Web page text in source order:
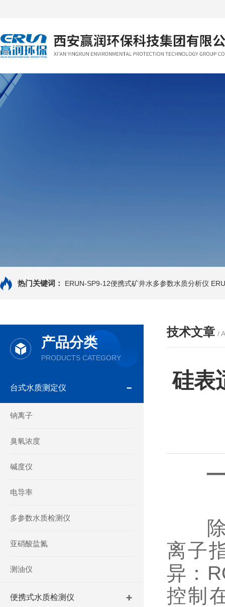
热门关键词： ERUN-SP9-12便携式矿井水多参数水质分析仪
产品分类
PRODUCTS CATEGORY
台式水质测定仪
钠离子
臭氧浓度
碱度仪
电导率
多参数水质检测仪
亚硝酸盐氮
测油仪
便携式水质检测仪
技术文章 /
硅表
除盐
离子
异：
控制